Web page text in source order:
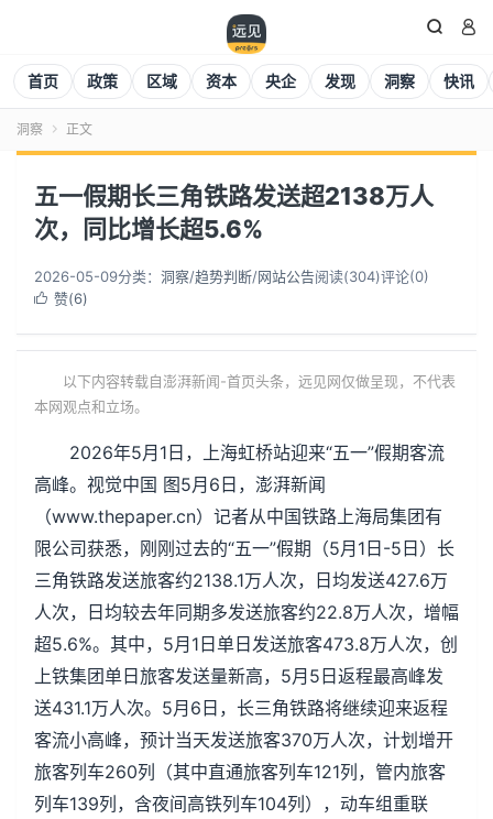
 
首页 政策 区域 资本 央企 发现 洞察 快讯
洞察  正文
五一假期长三角铁路发送超2138万人
次，同比增长超5.6%
2026-05-09分类： 洞察/趋势判断/网站公告阅读(304)评论(0)
 赞(6)
以下内容转载自澎湃新闻-首页头条，远见网仅做呈现，不代表
本网观点和立场。
2026年5月1日，上海虹桥站迎来“五一”假期客流
高峰。视觉中国 图5月6日，澎湃新闻
（www.thepaper.cn）记者从中国铁路上海局集团有
限公司获悉，刚刚过去的“五一”假期（5月1日-5日）长
三角铁路发送旅客约2138.1万人次，日均发送427.6万
人次，日均较去年同期多发送旅客约22.8万人次，增幅
超5.6%。其中，5月1日单日发送旅客473.8万人次，创
上铁集团单日旅客发送量新高，5月5日返程最高峰发
送431.1万人次。5月6日，长三角铁路将继续迎来返程
客流小高峰，预计当天发送旅客370万人次，计划增开
旅客列车260列（其中直通旅客列车121列，管内旅客
列车139列，含夜间高铁列车104列），动车组重联